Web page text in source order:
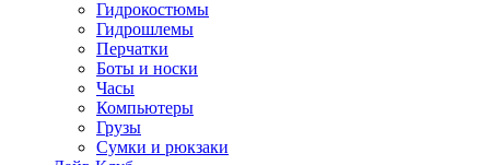
Гидрокостюмы
Гидрошлемы
Перчатки
Боты и носки
Часы
Компьютеры
Грузы
Сумки и рюкзаки